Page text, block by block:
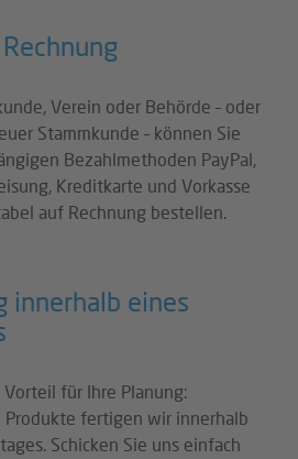
Verein oder Behörde – oder
Stammkunde – können Sie
Bezahlmethoden PayPal,
Kreditkarte und Vorkasse
auf Rechnung bestellen.
innerhalb eines
für Ihre Planung:
Produkte fertigen wir innerhalb
Schicken Sie uns einfach